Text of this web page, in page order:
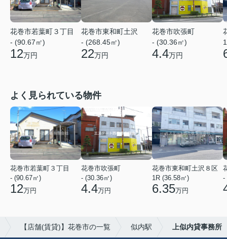
花巻市若葉町３丁目
- (90.67㎡)
12万円
花巻市東和町土沢
- (268.45㎡)
22万円
花巻市吹張町
- (30.36㎡)
4.4万円
よく見られている物件
花巻市若葉町３丁目
- (90.67㎡)
12万円
花巻市吹張町
- (30.36㎡)
4.4万円
花巻市東和町土沢８区
1R (36.58㎡)
6.35万円
-
【店舗(賃貸)】花巻市の一覧 似内駅 上似内貸事務所